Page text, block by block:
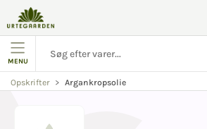
MENU
Opskrifter Argankropsolie